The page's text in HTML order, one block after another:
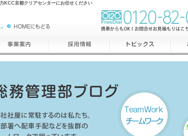
KCC京都クリアセンターにお任せください